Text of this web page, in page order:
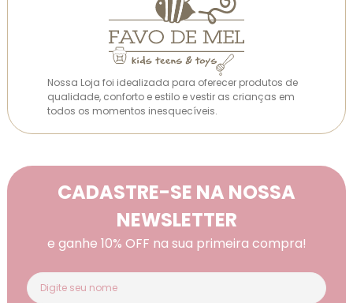
Nossa Loja foi idealizada para oferecer produtos de
qualidade, conforto e estilo e vestir as crianças em
todos os momentos inesquecíveis.
CADASTRE-SE NA NOSSA
NEWSLETTER
e ganhe 10% OFF na sua primeira compra!